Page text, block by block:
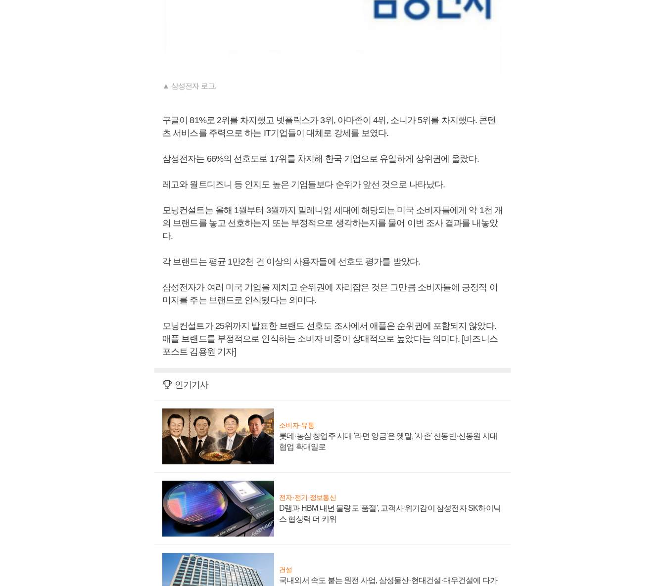
▲ 삼성전자 로고.
구글이 81%로 2위를 차지했고 넷플릭스가 3위, 아마존이 4위, 소니가 5위를 차지했다. 콘텐
츠 서비스를 주력으로 하는 IT기업들이 대체로 강세를 보였다.
삼성전자는 66%의 선호도로 17위를 차지해 한국 기업으로 유일하게 상위권에 올랐다.
레고와 월트디즈니 등 인지도 높은 기업들보다 순위가 앞선 것으로 나타났다.
모닝컨설트는 올해 1월부터 3월까지 밀레니엄 세대에 해당되는 미국 소비자들에게 약 1천 개
의 브랜드를 놓고 선호하는지 또는 부정적으로 생각하는지를 물어 이번 조사 결과를 내놓았
다.
각 브랜드는 평균 1만2천 건 이상의 사용자들에 선호도 평가를 받았다.
삼성전자가 여러 미국 기업을 제치고 순위권에 자리잡은 것은 그만큼 소비자들에 긍정적 이
미지를 주는 브랜드로 인식됐다는 의미다.
모닝컨설트가 25위까지 발표한 브랜드 선호도 조사에서 애플은 순위권에 포함되지 않았다.
애플 브랜드를 부정적으로 인식하는 소비자 비중이 상대적으로 높았다는 의미다. [비즈니스
포스트 김용원 기자]
인기기사
소비자·유통
롯데·농심 창업주 시대 '라면 앙금'은 옛말, '사촌' 신동빈·신동원 시대
협업 확대일로
전자·전기·정보통신
D램과 HBM 내년 물량도 '품절', 고객사 위기감이 삼성전자 SK하이닉
스 협상력 더 키워
건설
국내외서 속도 붙는 원전 사업, 삼성물산·현대건설·대우건설에 다가